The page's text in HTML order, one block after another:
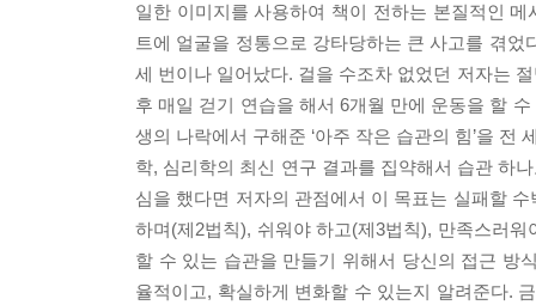
일한 이미지를 사용하여 책이 전하는 본질적인
트에 얼굴을 정통으로 강타당하는 큰 사고를 겪
세 번이나 일어났다. 걸을 수조차 없었던 저자는
후 매일 걷기 연습을 해서 6개월 만에 운동을 할
생의 나락에서 구해준 ‘아주 작은 습관의 힘’을
학, 심리학의 최신 연구 결과를 집약해서 습관 하
심을 했다면 저자의 관점에서 이 목표는 실패할
하며(제2법칙), 쉬워야 하고(제3법칙), 만족스러
할 수 있는 습관을 만들기 위해서 당신의 접근 방
율적이고, 확실하게 변화할 수 있는지 알려준다.